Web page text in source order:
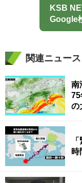
KSB
Google
関連ニュース
南
75
の
時